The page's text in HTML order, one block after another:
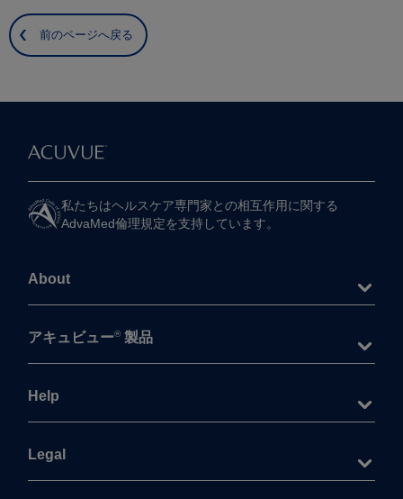
前のページへ戻る
私たちは​ヘルスケア専門家との​相互作用に​関する​
AdvaMed倫理規定を​支持しています。
About
アキュビュー® 製品
Help
Legal